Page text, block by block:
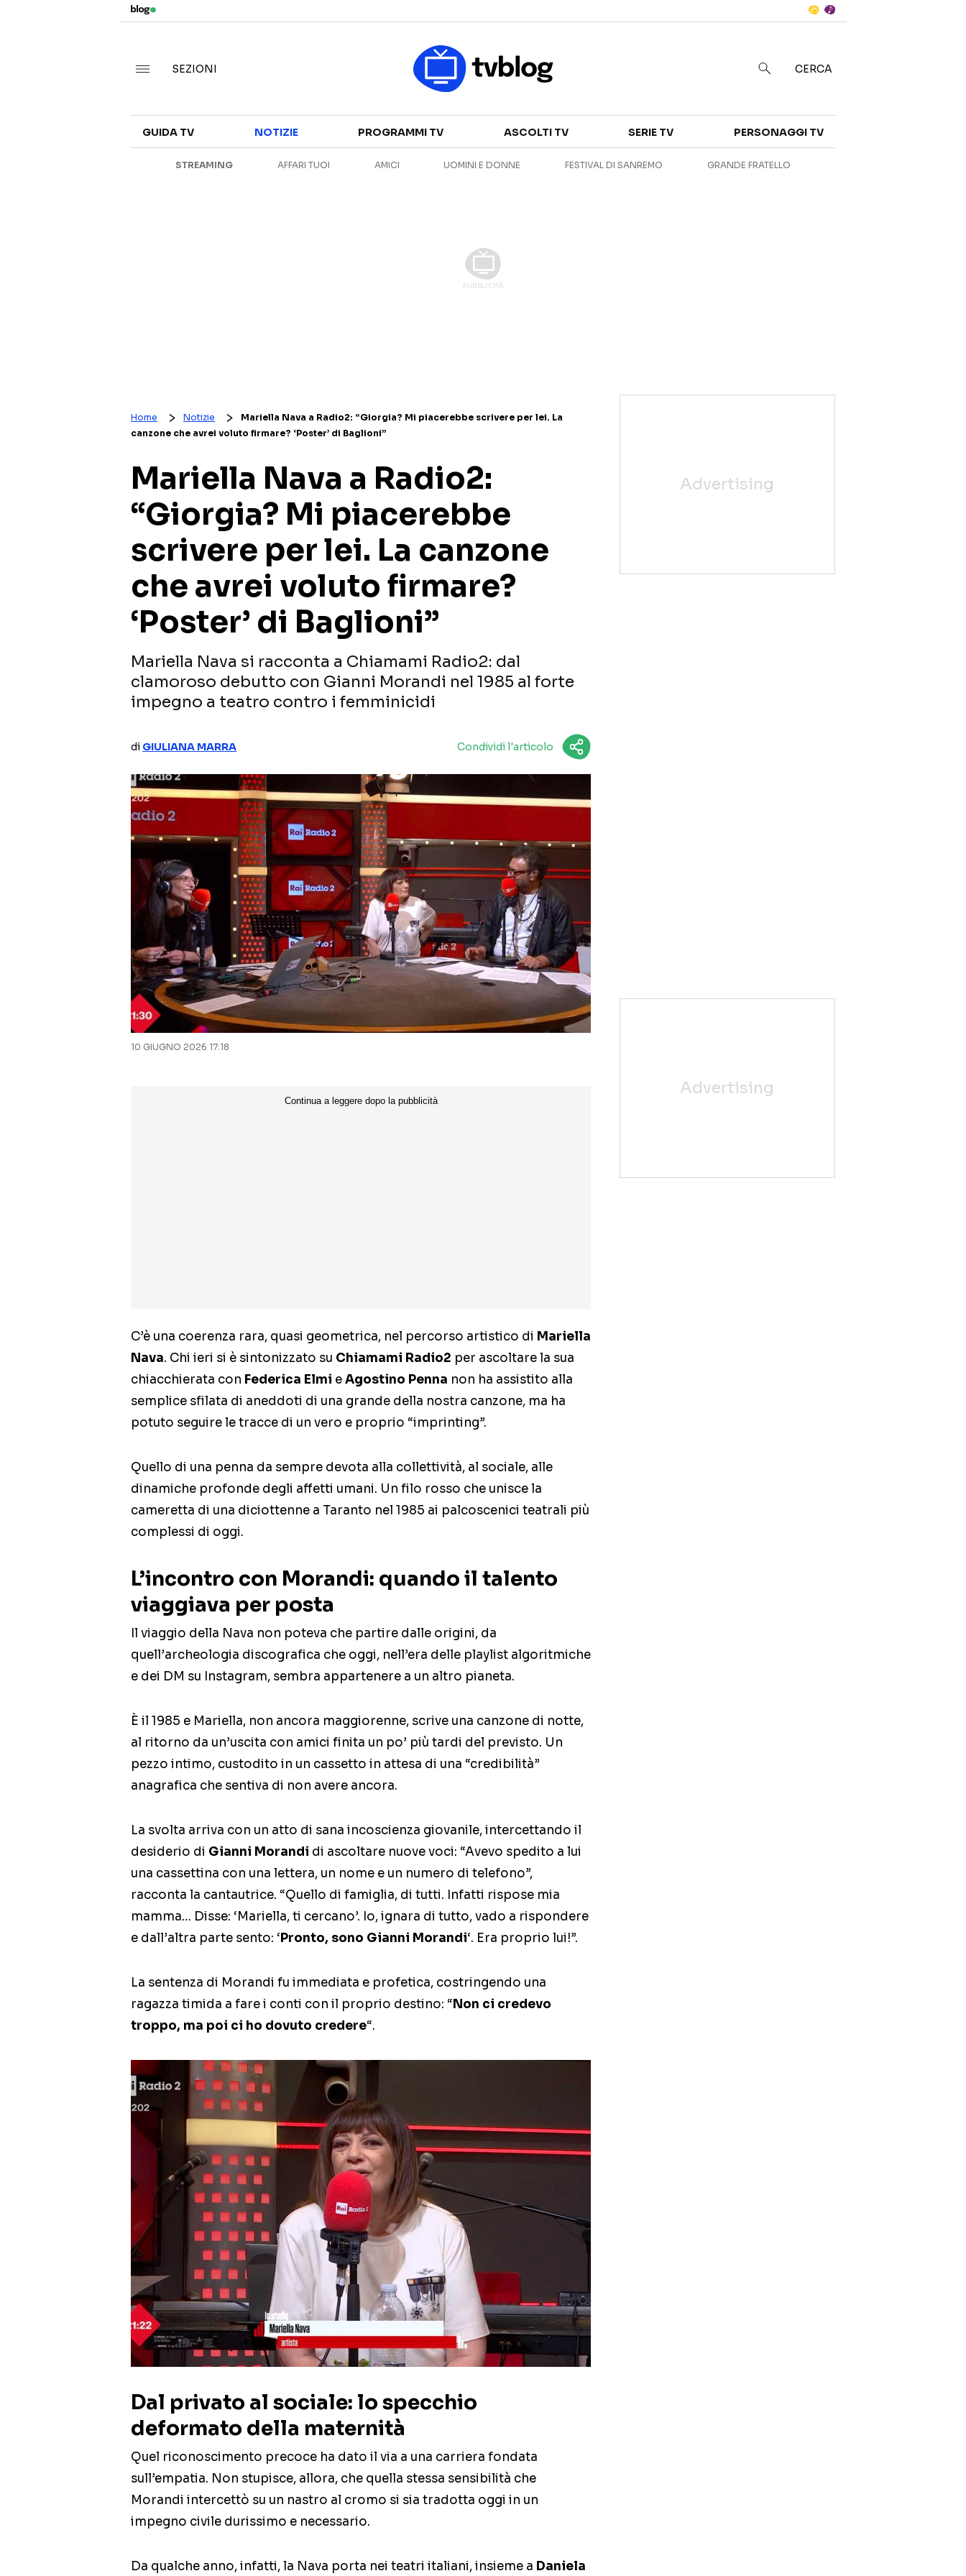
CANALI TV
SERIE TV
ANTEPRIME
SEZIONI CERCA
GUIDA TV NOTIZIE PROGRAMMI TV ASCOLTI TV SERIE TV PERSONAGGI TV
STREAMING AFFARI TUOI AMICI UOMINI E DONNE FESTIVAL DI SANREMO GRANDE FRATELLO
Home Notizie
Mariella Nava a Radio2: “Giorgia? Mi piacerebbe scrivere per lei. La
canzone che avrei voluto firmare? ‘Poster’ di Baglioni”
Mariella Nava a Radio2:
“Giorgia? Mi piacerebbe
scrivere per lei. La canzone
che avrei voluto firmare?
‘Poster’ di Baglioni”
Mariella Nava si racconta a Chiamami Radio2: dal
clamoroso debutto con Gianni Morandi nel 1985 al forte
impegno a teatro contro i femminicidi
di GIULIANA MARRA Condividi l'articolo
10 GIUGNO 2026 17:18
C’è una coerenza rara, quasi geometrica, nel percorso artistico di Mariella
Nava. Chi ieri si è sintonizzato su Chiamami Radio2 per ascoltare la sua
chiacchierata con Federica Elmi eAgostino Penna non ha assistito alla
semplice sfilata di aneddoti di una grande della nostra canzone, ma ha
potuto seguire le tracce di un vero e proprio “imprinting”.
Quello di una penna da sempre devota alla collettività, al sociale, alle
dinamiche profonde degli affetti umani. Un filo rosso che unisce la
cameretta di una diciottenne a Taranto nel 1985 ai palcoscenici teatrali più
complessi di oggi.
L’incontro con Morandi: quando il talento
viaggiava per posta
Il viaggio della Nava non poteva che partire dalle origini, da
quell’archeologia discografica che oggi, nell’era delle playlist algoritmiche
e dei DM su Instagram, sembra appartenere a un altro pianeta.
È il 1985 e Mariella, non ancora maggiorenne, scrive una canzone di notte,
al ritorno da un’uscita con amici finita un po’ più tardi del previsto. Un
pezzo intimo, custodito in un cassetto in attesa di una “credibilità”
anagrafica che sentiva di non avere ancora.
La svolta arriva con un atto di sana incoscienza giovanile, intercettando il
desiderio di Gianni Morandi di ascoltare nuove voci: “Avevo spedito a lui
una cassettina con una lettera, un nome e un numero di telefono”,
racconta la cantautrice. “Quello di famiglia, di tutti. Infatti rispose mia
mamma… Disse: ‘Mariella, ti cercano’. Io, ignara di tutto, vado a rispondere
e dall’altra parte sento: ‘Pronto, sono Gianni Morandi‘. Era proprio lui!”.
La sentenza di Morandi fu immediata e profetica, costringendo una
ragazza timida a fare i conti con il proprio destino: “Non ci credevo
troppo, ma poi ci ho dovuto credere“.
Dal privato al sociale: lo specchio
deformato della maternità
Quel riconoscimento precoce ha dato il via a una carriera fondata
sull’empatia. Non stupisce, allora, che quella stessa sensibilità che
Morandi intercettò su un nastro al cromo si sia tradotta oggi in un
impegno civile durissimo e necessario.
Da qualche anno, infatti, la Nava porta nei teatri italiani, insieme a Daniela